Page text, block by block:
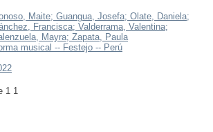
Maite; Guangua, Josefa; Olate, Daniela;
Francisca; Valderrama, Valentina;
Mayra; Zapata, Paula
musical -- Festejo -- Perú
1 1